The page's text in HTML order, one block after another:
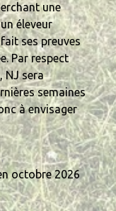
une
éleveur
ses preuves
Par respect
NJ sera
semaines
à envisager
octobre 2026